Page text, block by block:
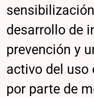
desarrollo de
prevención y
activo del uso
por parte de